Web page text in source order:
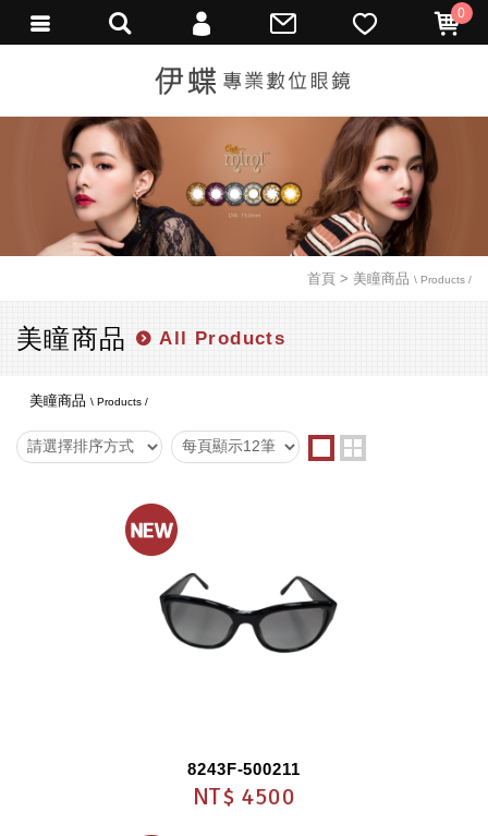
首頁 美瞳商品 \ Products /
美瞳商品 All Products
美瞳商品 \ Products /
8243F-500211
NT$ 4500
0
會員登入
忘記密碼
訂單查詢
填寫匯款通知
繁體中文